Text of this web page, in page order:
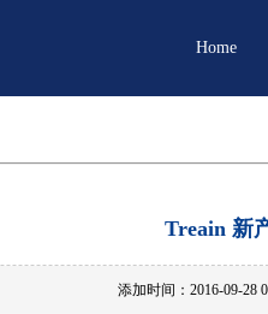
Home
Treain 新
添加时间：2016-09-28